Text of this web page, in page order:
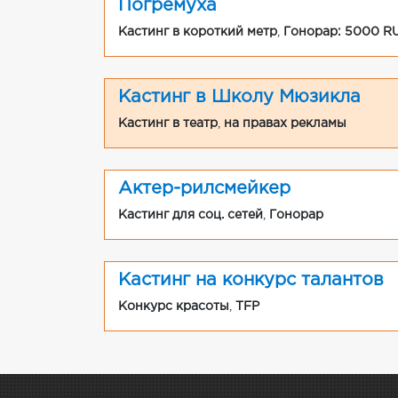
Погремуха
Кастинг в короткий метр Гонорар: 5000
Кастинг в Школу Мюзикла
Кастинг в театр на правах рекламы
Актер-рилсмейкер
Кастинг для соц. сетей Гонорар
Кастинг на конкурс талантов
Конкурс красоты TFP